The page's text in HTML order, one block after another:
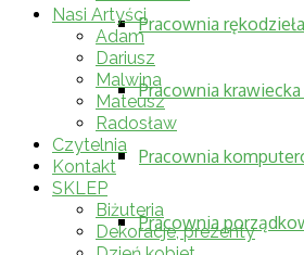
Pracownia rękodzieła
Pracownia
Pracownia
Pracownia
Nasi Artyści
Adam
Dariusz
Malwina
Mateusz
Radosław
Czytelnia
Kontakt
SKLEP
Biżuteria
Dekoracje, prezenty